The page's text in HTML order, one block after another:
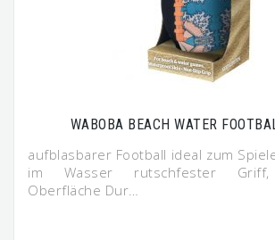
WABOBA BEACH WATER
aufblasbarer Football ideal zum
im Wasser rutschfester Griff,
Oberfläche Dur…